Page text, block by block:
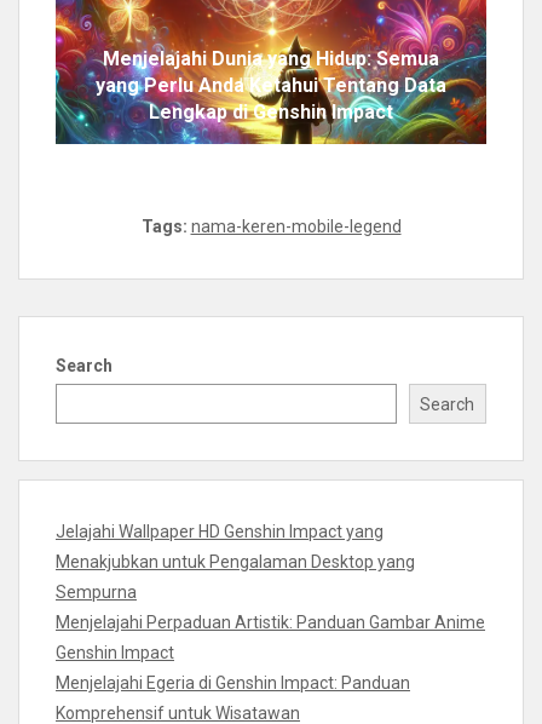
Menjelajahi Dunia yang Hidup: Semua
yang Perlu Anda Ketahui Tentang Data
Lengkap di Genshin Impact
Tags: nama-keren-mobile-legend
Search
Search
Jelajahi Wallpaper HD Genshin Impact yang
Menakjubkan untuk Pengalaman Desktop yang
Sempurna
Menjelajahi Perpaduan Artistik: Panduan Gambar Anime
Genshin Impact
Menjelajahi Egeria di Genshin Impact: Panduan
Komprehensif untuk Wisatawan